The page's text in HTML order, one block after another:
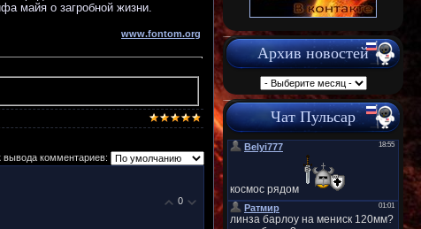
майя о загробной жизни.
www.fontom.org
вывода комментариев:
0
Архив новостей
Чат Пульсар